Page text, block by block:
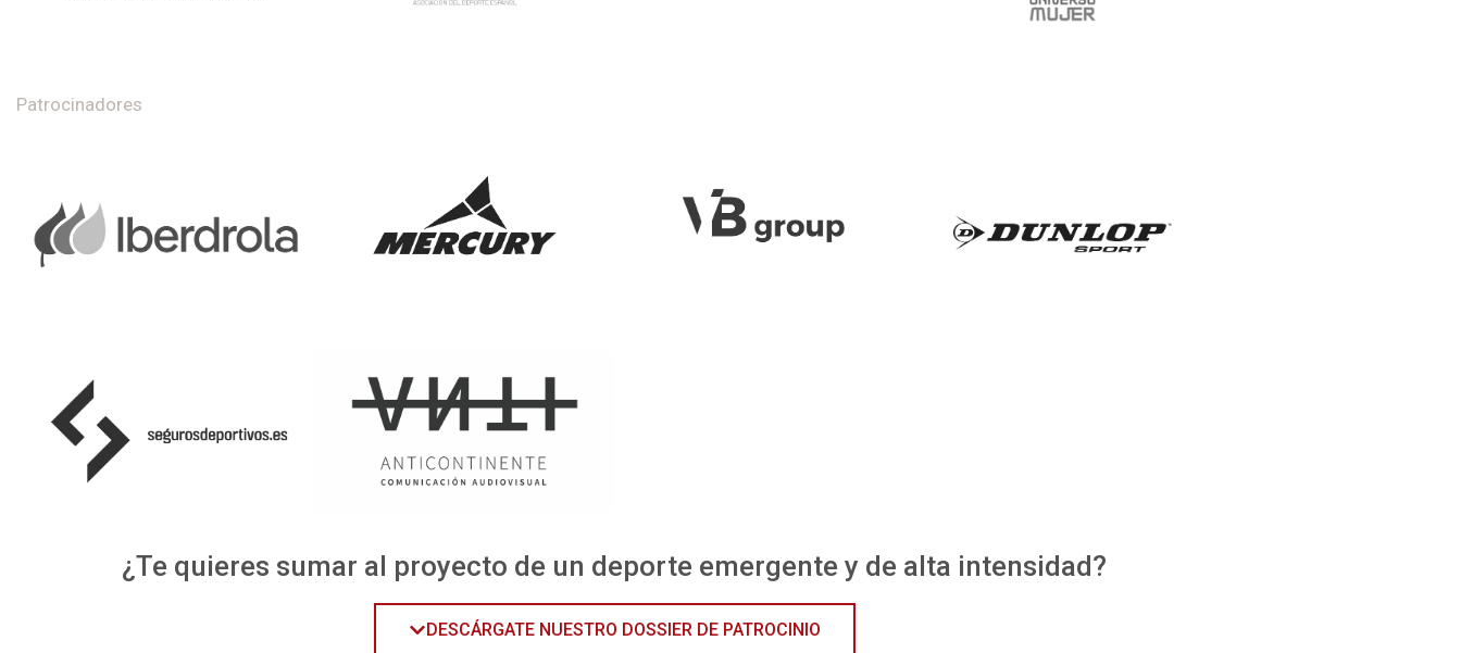
Patrocinadores
¿Te quieres sumar al proyecto de un deporte emergente y de alta intensidad?
DESCÁRGATE NUESTRO DOSSIER DE PATROCINIO